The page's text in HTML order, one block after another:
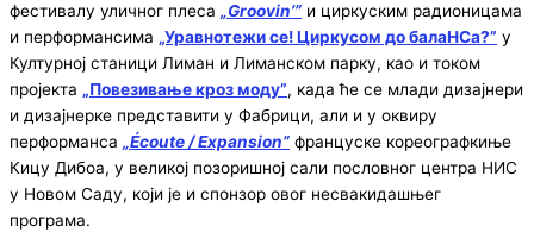
фестивалу уличног плеса „Groovin’” и циркуским радионицама
и перформансима „Уравнотежи се! Циркусом до балаНСа?” у
Културној станици Лиман и Лиманском парку, као и током
пројекта „Повезивање кроз моду”, када ће се млади дизајнери
и дизајнерке представити у Фабрици, али и у оквиру
перформанса „Écoute / Expansion” француске кореографкиње
Кицу Дибоа, у великој позоришној сали пословног центра НИС
у Новом Саду, који је и спонзор овог несвакидашњег
програма.